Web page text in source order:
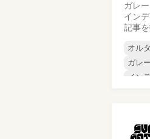
ガレ
イン
記事
オル
ガレ
イン